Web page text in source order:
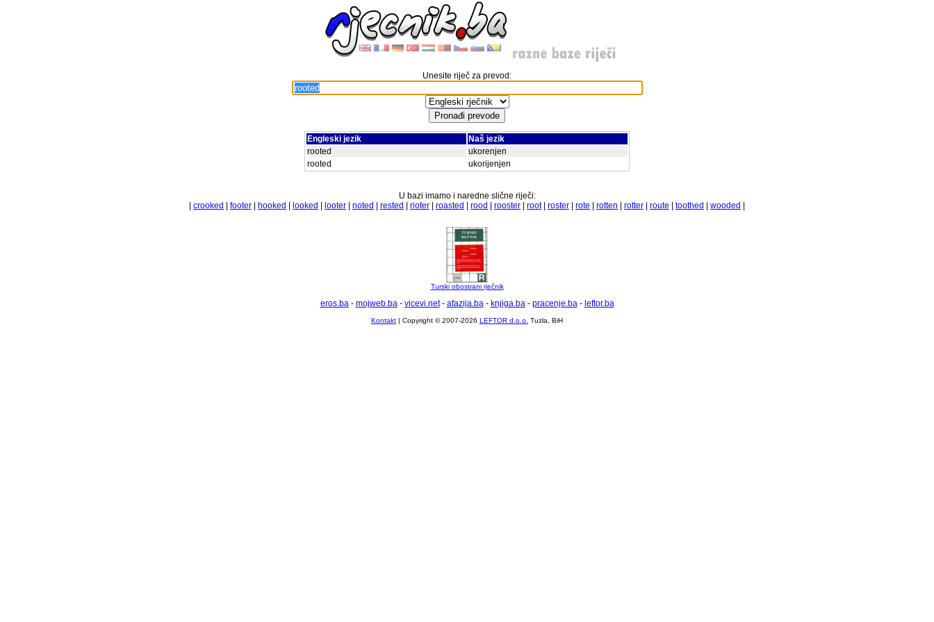
Unesite riječ za prevod:
Engleski jezik
Naš jezik
rooted
ukorenjen
rooted
ukorijenjen
U bazi imamo i naredne slične riječi:
crooked footer hooked looked looter noted rested rioter roasted rood rooster root| roster rote rotten rotter route toothed wooded
Turski obostrani rječnik
eros.ba- mojweb.ba- vicevi.net- afazija.ba- knjiga.ba- pracenje.ba- leftor.ba
Kontakt | Copyright © 2007-2026 LEFTOR d.o.o. Tuzla, BiH